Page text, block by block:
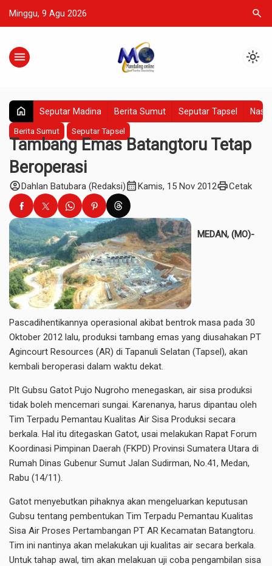
Minggu, 9 Agu 2026 search
menu light_mode
home Seputar Madina Berita Sumut Seputar Tapsel
Berita Sumut
Seputar Tapsel
Tambang Emas Batangtoru Tetap
Beroperasi
account_circleDahlan Batubara (Redaksi)calendar_monthKamis, 15 Nov 2012printCetak
MEDAN, (MO)-
Pascadihentikannya operasional akibat bentrok masa pada 30
Oktober 2012 lalu, produksi tambang emas yang diusahakan PT
Agincourt Resources (AR) di Tapanuli Selatan (Tapsel), akan
kembali beroperasi dalam waktu dekat.
Plt Gubsu Gatot Pujo Nugroho menegaskan, air sisa produksi
tidak boleh mencemari sungai. Karenanya, harus dipantau oleh
Tim Terpadu Pemantau Kualitas Air Sisa Produksi secara
berkala. Hal itu ditegaskan Gatot, usai melakukan Rapat Forum
Koordinasi Pimpinan Daerah (FKPD) Provinsi Sumatera Utara di
Rumah Dinas Gubenur Sumut Jalan Sudirman, No.41, Medan,
Rabu (14/11).
Gatot menyebutkan pihaknya akan mengeluarkan keputusan
Gubsu tentang pembentukan Tim Terpadu Pemantau Kualitas
Sisa Air Proses Pertambangan PT AR Kecamatan Batangtoru.
Tim ini nantinya akan melakukan uji kualitas air secara berkala.
Untuk tahap awal, tim akan melakuan uji coba pengambilan sisa